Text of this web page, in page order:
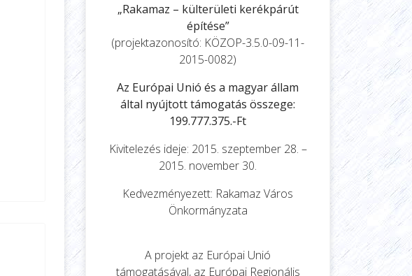
„Rakamaz – külterületi kerékpárút
építése”
(projektazonosító: KÖZOP-3.5.0-09-11-
2015-0082)
Az Európai Unió és a magyar állam
által nyújtott támogatás összege:
199.777.375.-Ft
Kivitelezés ideje: 2015. szeptember 28. –
2015. november 30.
Kedvezményezett: Rakamaz Város
Önkormányzata
A projekt az Európai Unió
támogatásával, az Európai Regionális